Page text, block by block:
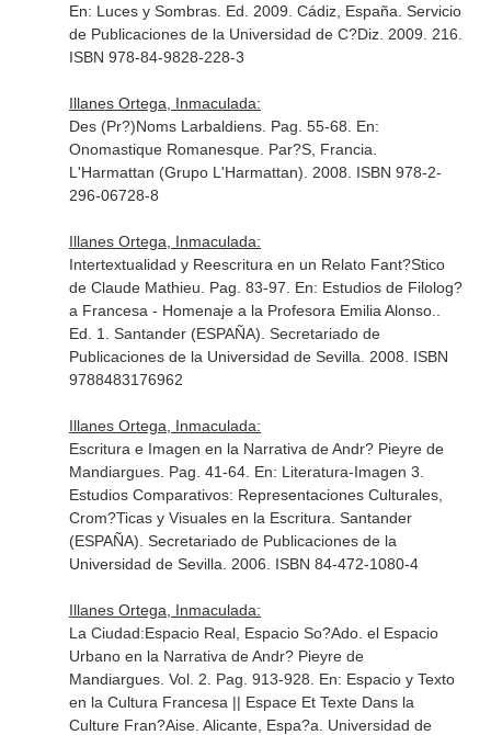
En: Luces y Sombras. Ed. 2009. Cádiz, España. Servicio
de Publicaciones de la Universidad de C?Diz. 2009. 216.
ISBN 978-84-9828-228-3
Illanes Ortega, Inmaculada:
Des (Pr?)Noms Larbaldiens. Pag. 55-68. En:
Onomastique Romanesque. Par?S, Francia.
L'Harmattan (Grupo L'Harmattan). 2008. ISBN 978-2-
296-06728-8
Illanes Ortega, Inmaculada:
Intertextualidad y Reescritura en un Relato Fant?Stico
de Claude Mathieu. Pag. 83-97. En: Estudios de Filolog?
a Francesa - Homenaje a la Profesora Emilia Alonso.
Ed. 1. Santander (ESPAÑA). Secretariado de
Publicaciones de la Universidad de Sevilla. 2008. ISBN
9788483176962
Illanes Ortega, Inmaculada:
Escritura e Imagen en la Narrativa de Andr? Pieyre de
Mandiargues. Pag. 41-64. En: Literatura-Imagen 3.
Estudios Comparativos: Representaciones Culturales,
Crom?Ticas y Visuales en la Escritura . Santander
(ESPAÑA). Secretariado de Publicaciones de la
Universidad de Sevilla. 2006. ISBN 84-472-1080-4
Illanes Ortega, Inmaculada:
La Ciudad:Espacio Real, Espacio So?Ado. el Espacio
Urbano en la Narrativa de Andr? Pieyre de
Mandiargues. Vol. 2. Pag. 913-928. En: Espacio y Texto
en la Cultura Francesa || Espace Et Texte Dans la
Culture Fran?Aise. Alicante, Espa?a. Universidad de